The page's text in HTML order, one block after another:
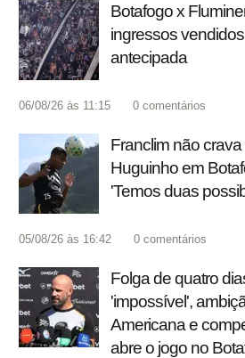
Botafogo x
ingressos
antecipada
06/08/26 às 11:15 0 comentários
Franclim não
Huguinho em
'Temos duas
05/08/26 às 16:42 0 comentários
Folga de quatro
'impossível',
Americana e
abre o jogo no